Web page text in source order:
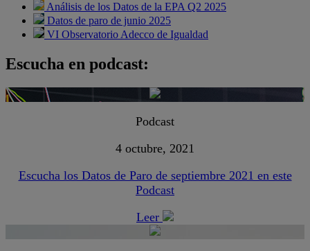
Análisis de los Datos de la EPA Q2 2025
Datos de paro de junio 2025
VI Observatorio Adecco de Igualdad
Escucha en podcast:
Podcast
4 octubre, 2021
Escucha los Datos de Paro de septiembre 2021 en este
Podcast
Leer